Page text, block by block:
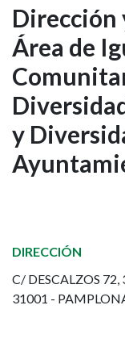
y
del
Área
Acción
Dirección
Área de
y
DIRECCIÓN
C/ DESCALZOS 72,
31001 -